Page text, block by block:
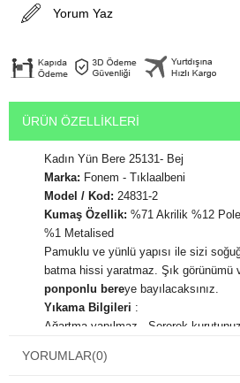
Yorum Yaz
ÜRÜN ÖZELLIKLERI
Kadın Yün Bere 25131- Bej
Marka: Fonem - Tıklaalbeni
Model / Kod: 24831-2
Kumaş Özellik: %71 Akrilik %12
%1 Metalised
Pamuklu ve yünlü yapısı ile sizi
batma hissi yaratmaz. Şık görünümü
ponponlu bereye bayılacaksınız.
Yıkama Bilgileri :
Ağartma yapılmaz. Sererek
Sevdiğiniz kişiye onu ısıtacak çok
YORUMLAR(0)